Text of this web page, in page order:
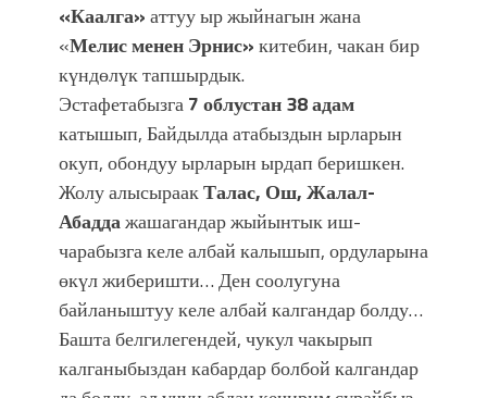
«Каалга»аттуу ыр жыйнагын жана
«Мелис менен Эрнис»китебин, чакан бир
күндөлүк тапшырдык.
Эстафетабызга7 облустан 38 адам
катышып, Байдылда атабыздын ырларын
окуп, обондуу ырларын ырдап беришкен.
Жолу алысыраакТалас, Ош, Жалал-
Абаддажашагандар жыйынтык иш-
чарабызга келе албай калышып, ордуларына
өкүл жиберишти… Ден соолугуна
байланыштуу келе албай калгандар болду…
Башта белгилегендей, чукул чакырып
калганыбыздан кабардар болбой калгандар